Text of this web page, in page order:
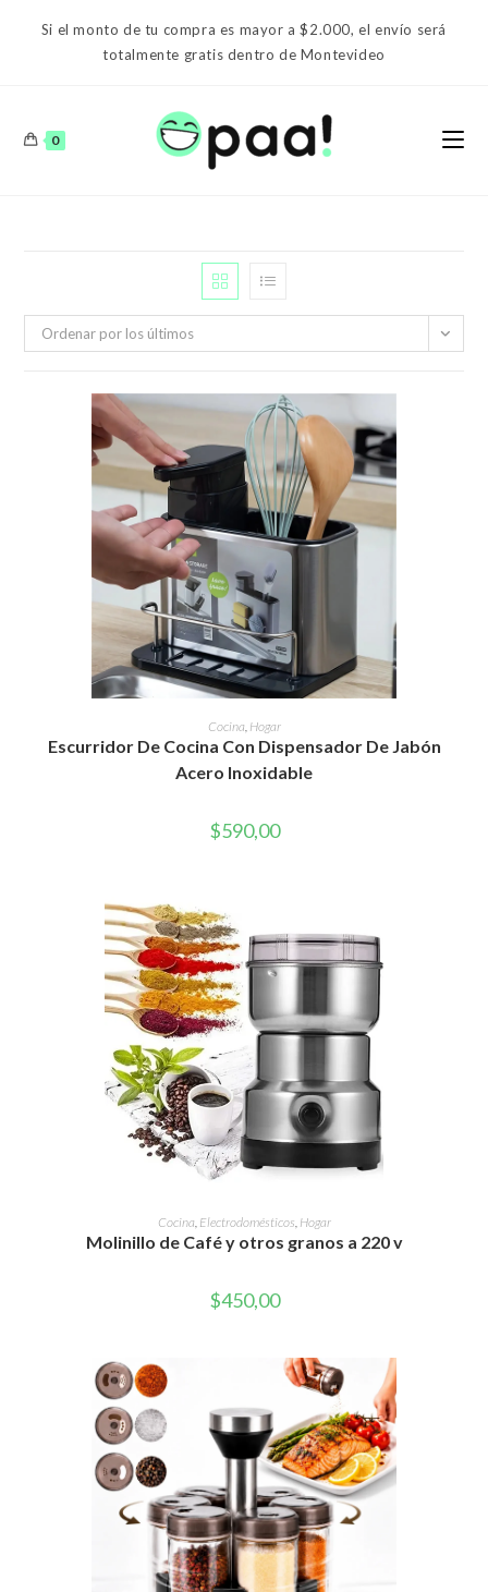
Si el monto de tu compra es mayor a $2.000, el envío será
totalmente gratis dentro de Montevideo
0
Ordenar por los últimos
AÑADIR AL CARRITO
Cocina, Hogar
Escurridor De Cocina Con Dispensador De Jabón
Acero Inoxidable
$590,00
AÑADIR AL CARRITO
Cocina Electrodomésticos Hogar
Molinillo de Café y otros granos a 220 v
$450,00